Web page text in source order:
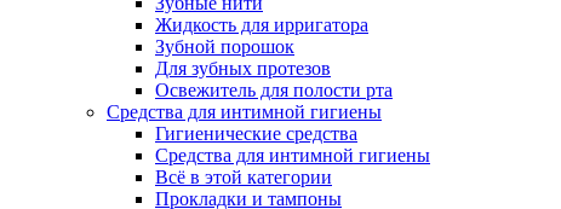
Жидкость для ирригатора
Зубной порошок
Для зубных протезов
Освежитель для полости рта
Средства для интимной гигиены
Гигиенические средства
Средства для интимной гигиены
Всё в этой категории
Прокладки и тампоны